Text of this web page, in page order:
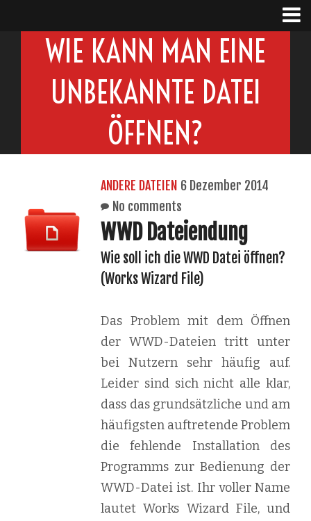
WIE KANN MAN EINE
UNBEKANNTE DATEI
ÖFFNEN?
ANDERE DATEIEN 6 Dezember 2014
No comments
WWD Dateiendung
Wie soll ich die WWD Datei öffnen?
(Works Wizard File)
Das Problem mit dem Öffnen
der WWD-Dateien tritt unter
bei Nutzern sehr häufig auf.
Leider sind sich nicht alle klar,
dass das grundsätzliche und am
häufigsten auftretende Problem
die fehlende Installation des
Programms zur Bedienung der
WWD-Datei ist. Ihr voller Name
lautet Works Wizard File, und